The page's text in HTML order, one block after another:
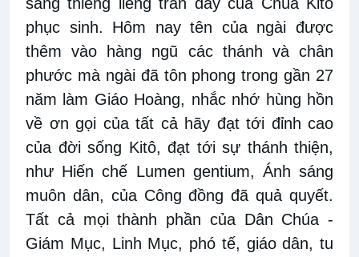
phục sinh. Hôm nay tên của ngài được
thêm vào hàng ngũ các thánh và chân
phước mà ngài đã tôn phong trong gần 27
năm làm Giáo Hoàng, nhắc nhớ hùng hồn
về ơn gọi của tất cả hãy đạt tới đỉnh cao
của đời sống Kitô, đạt tới sự thánh thiện,
như Hiến chế Lumen gentium, Ánh sáng
muôn dân, của Công đồng đã quả quyết.
Tất cả mọi thành phần của Dân Chúa -
Giám Mục, Linh Mục, phó tế, giáo dân, tu